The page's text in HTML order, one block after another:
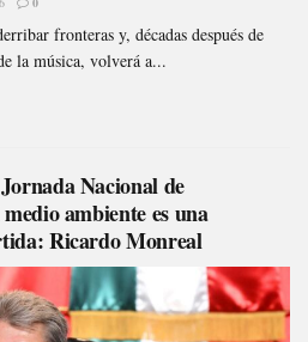
fronteras y, décadas después de
la música, volverá a...
Nacional de
ambiente es una
Ricardo Monreal